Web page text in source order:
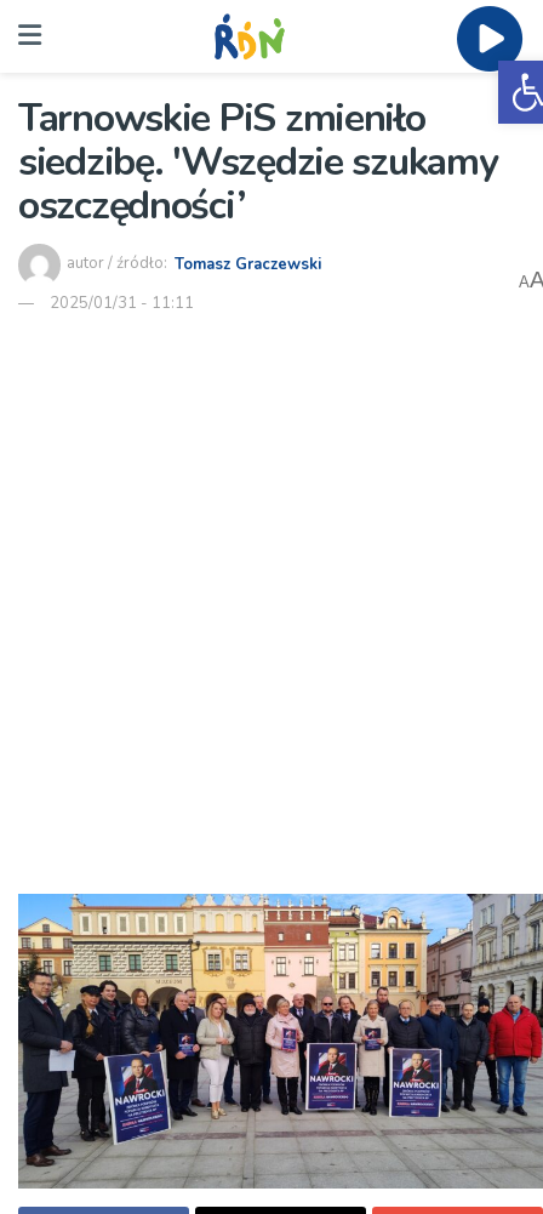
Tarnowskie PiS zmieniło
siedzibę. 'Wszędzie szukamy
oszczędności’
autor / źródło: Tomasz Graczewski
2025/01/31 - 11:11
A